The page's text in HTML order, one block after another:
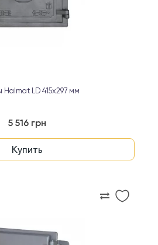
LD 415x297 мм
5 516 грн
Купить